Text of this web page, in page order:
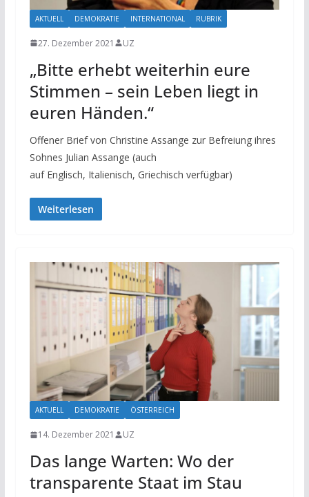
AKTUELL DEMOKRATIE INTERNATIONAL RUBRIK
27. Dezember 2021 UZ
„Bitte erhebt weiterhin eure
Stimmen – sein Leben liegt in
euren Händen.“
Offener Brief von Christine Assange zur Befreiung ihres
Sohnes Julian Assange (auch
auf Englisch, Italienisch, Griechisch verfügbar)
Weiterlesen
AKTUELL DEMOKRATIE ÖSTERREICH
14. Dezember 2021 UZ
Das lange Warten: Wo der
transparente Staat im Stau